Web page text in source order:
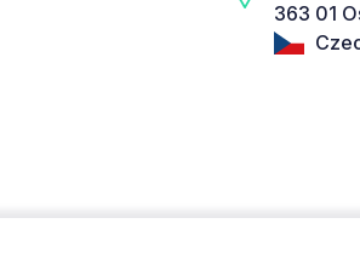
363 01